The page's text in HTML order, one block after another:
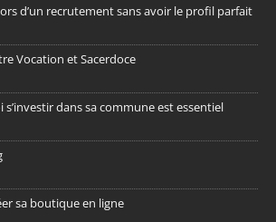
d’un recrutement sans avoir le profil parfait
Vocation et Sacerdoce
dans sa commune est essentiel
sa boutique en ligne